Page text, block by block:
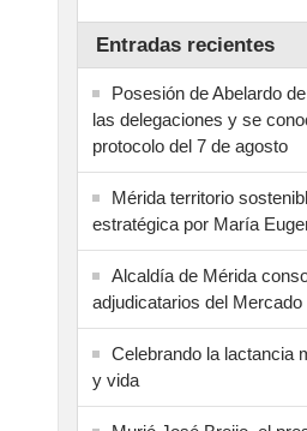
Entradas recientes
Posesión de Abelardo
las delegaciones y se
protocolo del 7 de agosto
Mérida territorio
estratégica por María
Alcaldía de Mérida
adjudicatarios del
Celebrando la lactancia
y vida